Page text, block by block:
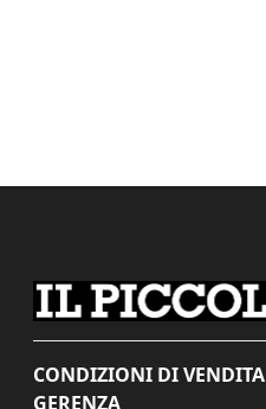
CONDIZIONI DI VENDITA
GERENZA